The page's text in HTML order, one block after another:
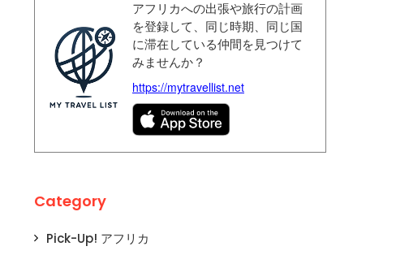
アフリカへの出張や旅行の計画
を登録して、同じ時期、同じ国
に滞在している仲間を見つけて
みませんか？
https://mytravellist.net
Category
Pick-Up! アフリカ